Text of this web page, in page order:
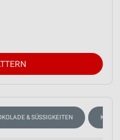
& SÜSSIGKEITEN